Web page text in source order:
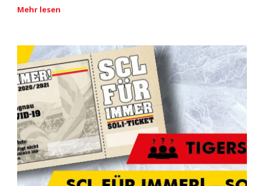
Mehr lesen